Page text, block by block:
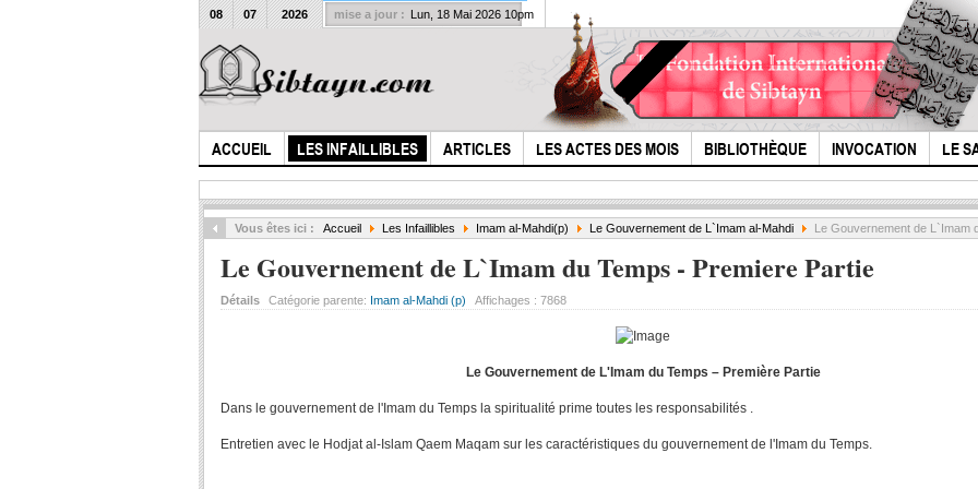
ACCUEIL LES INFAILLIBLES ARTICLES LES ACTES DES MOIS BIBLIOTHÈQUE INVOCATION LE
08 07 2026 mise a jour : Lun, 18 Mai 2026 10pm
Vous êtes ici : Accueil Les Infaillibles Imam al-Mahdi(p) Le Gouvernement de L`Imam al-Mahdi Le Gouvernement de L`Imam
Le Gouvernement de L`Imam du Temps - Premiere Partie
Détails Catégorie parente: Imam al-Mahdi (p) Affichages : 7868
Le Gouvernement de L'Imam du Temps – Première Partie
Dans le gouvernement de l'Imam du Temps la spiritualité prime toutes les responsabilités .
Entretien avec le Hodjat al-Islam Qaem Maqam sur les caractéristiques du gouvernement de l'Imam du Temps.
Ramadan (1-2)